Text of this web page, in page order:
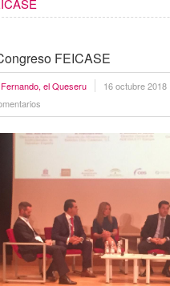
FEICASE
Fernando, el Queseru
16 octubre 2018